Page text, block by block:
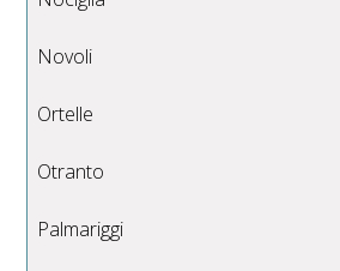
Novoli
Ortelle
Otranto
Palmariggi